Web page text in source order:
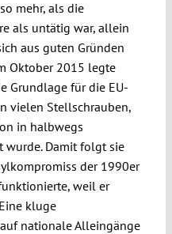
mehr, als die
als untätig war, allein
aus guten Gründen
Oktober 2015 legte
Grundlage für die EU-
vielen Stellschrauben,
in halbwegs
Damit folgt sie
der 1990er
weil er
kluge
nationale Alleingänge